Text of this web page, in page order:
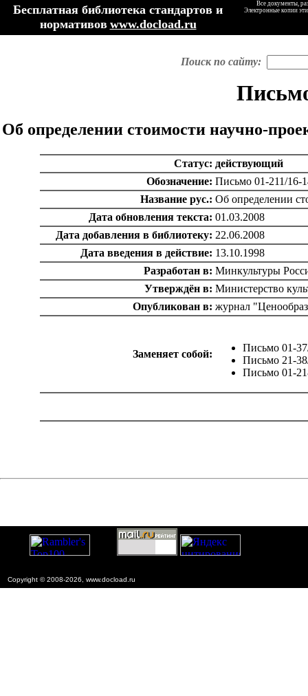
Бесплатная библиотека стандартов и
нормативов www.docload.ru
Все документы,
Электронные копии
Поиск по сайту:
Об определении стоимости научно-
Статус: действующий
Обозначение: Письмо 01-211/16-
Название рус.: Об определении
Дата обновления текста: 01.03.2008
Дата добавления в библиотеку: 22.06.2008
Дата введения в действие: 13.10.1998
Разработан в: Минкультуры
Утверждён в: Министерство
Опубликован в: журнал
Заменяет собой:
Письмо 01-
Письмо 21-
Письмо 01-
Copyright © 2008-2026, www.docload.ru